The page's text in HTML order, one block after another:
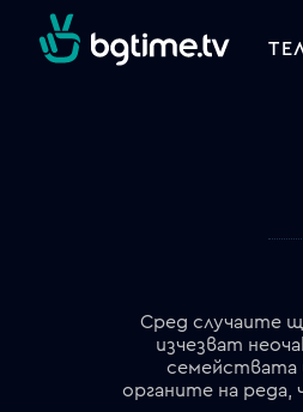
Сред случаите
изчезват
семействата